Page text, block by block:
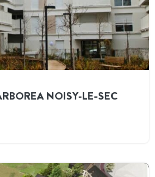
NOISY‑LE-SEC